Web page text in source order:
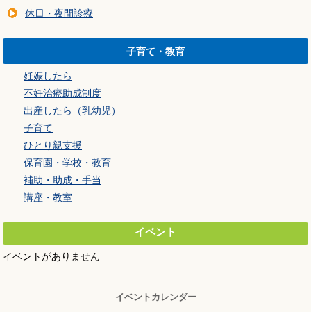
休日・夜間診療
子育て・教育
妊娠したら
不妊治療助成制度
出産したら（乳幼児）
子育て
ひとり親支援
保育園・学校・教育
補助・助成・手当
講座・教室
イベント
イベントがありません
イベントカレンダー